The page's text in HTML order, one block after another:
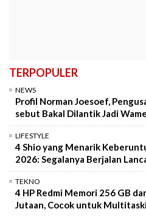
TERPOPULER
NEWS
Profil Norman Joesoef,
sebut Bakal Dilantik Jadi
LIFESTYLE
4 Shio yang Menarik
2026: Segalanya Berjalan
TEKNO
4 HP Redmi Memori 256 GB
Jutaan, Cocok untuk